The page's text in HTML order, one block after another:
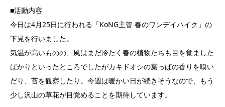
■活動内容
今日は4月25日に行われる「KoNG主管 春のワンデイハイク」の
下見を行いました。
気温が高いものの、風はまだ冷たく春の植物たちも目を覚ました
ばかりといったところでしたがカキドオシの葉っぱの香りを嗅い
だり、苔を観察したり。今週は暖かい日が続きそうなので、もう
少し沢山の草花が目覚めることを期待しています。